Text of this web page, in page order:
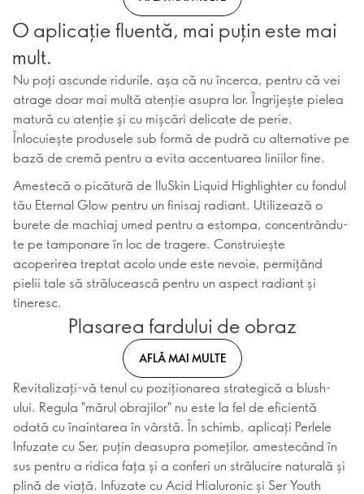
O aplicație fluentă, mai puțin este mai
mult.
Nu poți ascunde ridurile, așa că nu încerca, pentru că vei
atrage doar mai multă atenție asupra lor. Îngrijește pielea
matură cu atenție și cu mișcări delicate de perie.
Înlocuiește produsele sub formă de pudră cu alternative pe
bază de cremă pentru a evita accentuarea liniilor fine.
Amestecă o picătură de IluSkin Liquid Highlighter cu fondul
tău Eternal Glow pentru un finisaj radiant. Utilizează o
burete de machiaj umed pentru a estompa, concentrându-
te pe tamponare în loc de tragere. Construiește
acoperirea treptat acolo unde este nevoie, permițând
pielii tale să strălucească pentru un aspect radiant și
tineresc.
Plasarea fardului de obraz
AFLĂ MAI MULTE
Revitalizați-vă tenul cu poziționarea strategică a blush-
ului. Regula "mărul obrajilor" nu este la fel de eficientă
odată cu înaintarea în vârstă. În schimb, aplicați Perlele
Infuzate cu Ser, puțin deasupra pomeților, amestecând în
sus pentru a ridica fața și a conferi un strălucire naturală și
plină de viață. Infuzate cu Acid Hialuronic și Ser Youth